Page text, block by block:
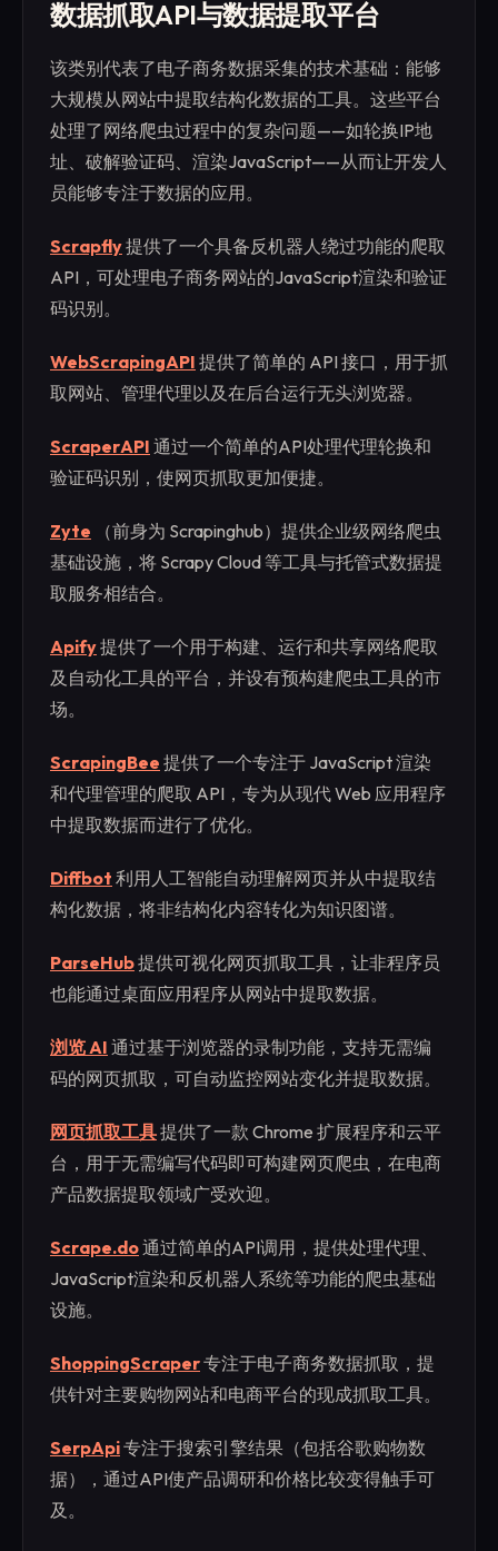
数据抓取API与数据提取平台
该类别代表了电子商务数据采集的技术基础：能够
大规模从网站中提取结构化数据的工具。这些平台
处理了网络爬虫过程中的复杂问题——如轮换IP地
址、破解验证码、渲染JavaScript——从而让开发人
员能够专注于数据的应用。
Scrapfly提供了一个具备反机器人绕过功能的爬取
API，可处理电子商务网站的JavaScript渲染和验证
码识别。
WebScrapingAPI 提供了简单的 API 接口，用于抓
取网站、管理代理以及在后台运行无头浏览器。
ScraperAPI 通过一个简单的API处理代理轮换和
验证码识别，使网页抓取更加便捷。
Zyte （前身为 Scrapinghub）提供企业级网络爬虫
基础设施，将 Scrapy Cloud 等工具与托管式数据提
取服务相结合。
Apify提供了一个用于构建、运行和共享网络爬取
及自动化工具的平台，并设有预构建爬虫工具的市
场。
ScrapingBee 提供了一个专注于 JavaScript 渲染
和代理管理的爬取 API，专为从现代 Web 应用程序
中提取数据而进行了优化。
Diffbot 利用人工智能自动理解网页并从中提取结
构化数据，将非结构化内容转化为知识图谱。
ParseHub提供可视化网页抓取工具，让非程序员
也能通过桌面应用程序从网站中提取数据。
浏览 AI 通过基于浏览器的录制功能，支持无需编
码的网页抓取，可自动监控网站变化并提取数据。
网页抓取工具提供了一款 Chrome 扩展程序和云平
台，用于无需编写代码即可构建网页爬虫，在电商
产品数据提取领域广受欢迎。
Scrape.do通过简单的API调用，提供处理代理、
JavaScript渲染和反机器人系统等功能的爬虫基础
设施。
ShoppingScraper专注于电子商务数据抓取，提
供针对主要购物网站和电商平台的现成抓取工具。
SerpApi专注于搜索引擎结果（包括谷歌购物数
据），通过API使产品调研和价格比较变得触手可
及。